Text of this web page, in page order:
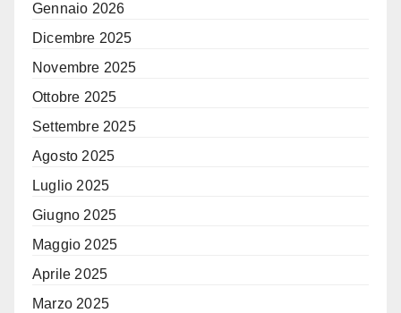
Gennaio 2026
Dicembre 2025
Novembre 2025
Ottobre 2025
Settembre 2025
Agosto 2025
Luglio 2025
Giugno 2025
Maggio 2025
Aprile 2025
Marzo 2025